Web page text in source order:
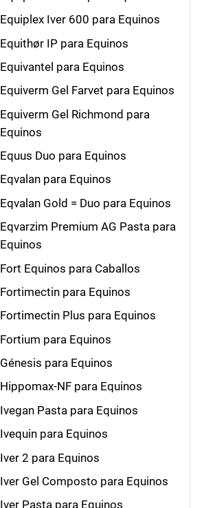
Equiplex Iver 600 para Equinos
Equithør IP para Equinos
Equivantel para Equinos
Equiverm Gel Farvet para Equinos
Equiverm Gel Richmond para
Equinos
Equus Duo para Equinos
Eqvalan para Equinos
Eqvalan Gold = Duo para Equinos
Eqvarzim Premium AG Pasta para
Equinos
Fort Equinos para Caballos
Fortimectin para Equinos
Fortimectin Plus para Equinos
Fortium para Equinos
Génesis para Equinos
Hippomax-NF para Equinos
Ivegan Pasta para Equinos
Ivequin para Equinos
Iver 2 para Equinos
Iver Gel Composto para Equinos
Iver Pasta para Equinos